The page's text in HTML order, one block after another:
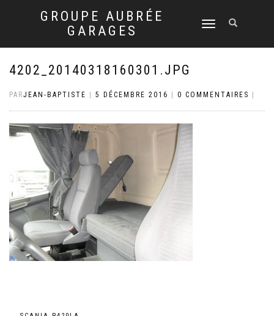
GROUPE AUBRÉE
GARAGES
DÉPLIER
NAVIGATION
4202_20140318160301.JPG
PARJEAN-BAPTISTE 5 DÉCEMBRE 2016 0 COMMENTAIRES